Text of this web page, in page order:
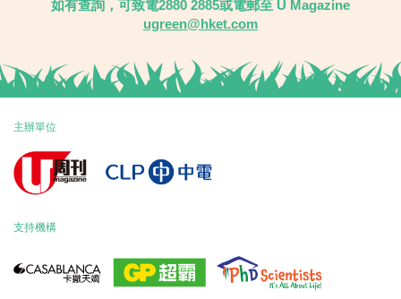
如有查詢，可致電2880 2885或電郵至 U Magazine
ugreen@hket.com
主辦單位
支持機構